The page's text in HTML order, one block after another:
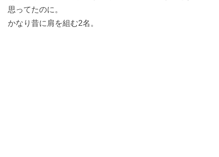
思ってたのに。
かなり昔に肩を組む2名。